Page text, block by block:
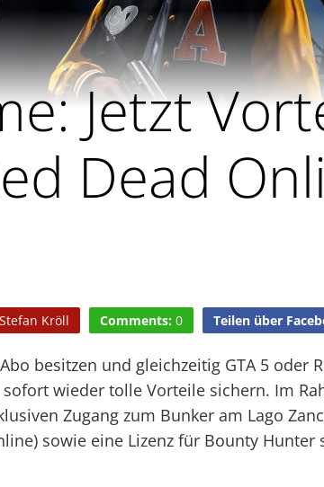
Jetzt
Dead
Stefan Kröll Comments: 0 Teilen über
besitzen und gleichzeitig GTA 5 oder
wieder tolle Vorteile sichern. Im
Zugang zum Bunker am Lago
sowie eine Lizenz für Bounty Hunter